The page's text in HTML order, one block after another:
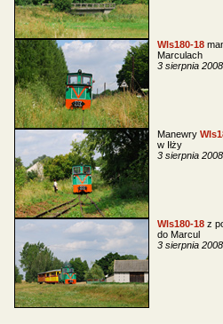
Wls180-18
Marculach
3 sierpnia 2008
Manewry
w Iłży
3 sierpnia 2008
Wls180-18z
do Marcul
3 sierpnia 2008